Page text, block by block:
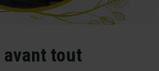
avant tout